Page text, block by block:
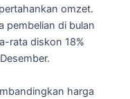
omzet.
pembelian di bulan
rata diskon 18%
harga